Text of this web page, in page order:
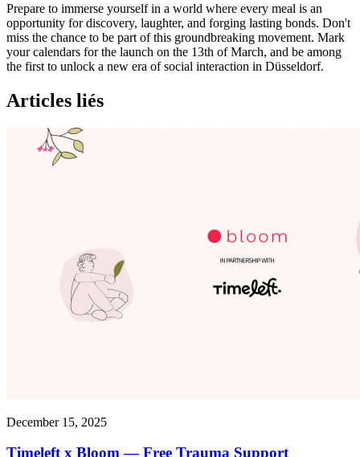
Prepare to immerse yourself in a world where every meal is an
opportunity for discovery, laughter, and forging lasting bonds. Don't
miss the chance to be part of this groundbreaking movement. Mark
your calendars for the launch on the 13th of March, and be among
the first to unlock a new era of social interaction in Düsseldorf.
Articles liés
December 15, 2025
Timeleft x Bloom — Free Trauma Support